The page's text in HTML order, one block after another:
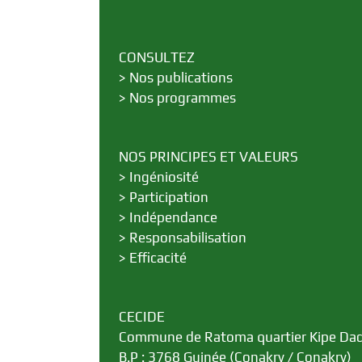
CONSULTEZ
> Nos publications
> Nos programmes
NOS PRINCIPES ET VALEURS
> Ingéniosité
> Participation
> Indépendance
> Responsabilisation
> Efficacité
CECIDE
Commune de Ratoma quartier Kipe
B.P : 3768 Guinée (Conakry / Conakry)